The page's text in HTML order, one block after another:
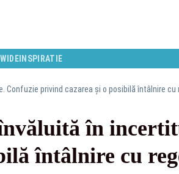
INSPIRATIE
privind cazarea și o posibilă întâlnire cu
în
întâlnire cu